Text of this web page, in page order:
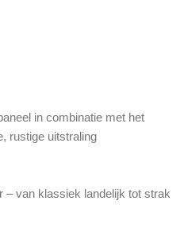
in combinatie met het
rustige uitstraling
– van klassiek landelijk tot strak